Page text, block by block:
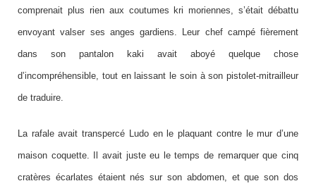
comprenait plus rien aux coutumes kri moriennes, s’était débattu
envoyant valser ses anges gardiens. Leur chef campé fièrement
dans son pantalon kaki avait aboyé quelque chose
d’incompréhensible, tout en laissant le soin à son pistolet-mitrailleur
de traduire.
La rafale avait transpercé Ludo en le plaquant contre le mur d’une
maison coquette. Il avait juste eu le temps de remarquer que cinq
cratères écarlates étaient nés sur son abdomen, et que son dos